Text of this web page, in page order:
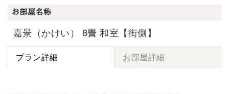
お部屋名称
嘉景（かけい） 8畳 和室【街側】
プラン詳細 お部屋詳細